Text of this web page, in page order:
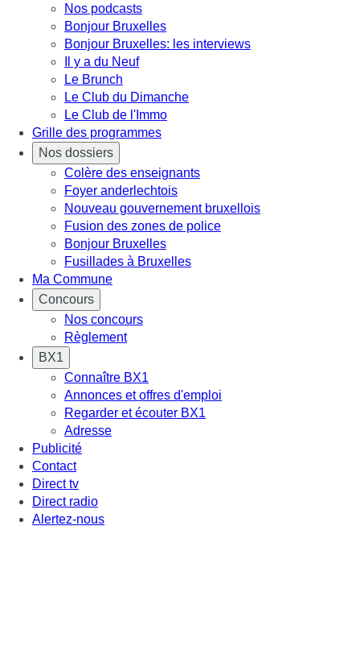
Nos podcasts
Bonjour Bruxelles
Bonjour Bruxelles: les interviews
Il y a du Neuf
Le Brunch
Le Club du Dimanche
Le Club de l'Immo
Grille des programmes
Nos dossiers
Colère des enseignants
Foyer anderlechtois
Nouveau gouvernement bruxellois
Fusion des zones de police
Bonjour Bruxelles
Fusillades à Bruxelles
Ma Commune
Concours
Nos concours
Règlement
BX1
Connaître BX1
Annonces et offres d'emploi
Regarder et écouter BX1
Adresse
Publicité
Contact
Direct tv
Direct radio
Alertez-nous